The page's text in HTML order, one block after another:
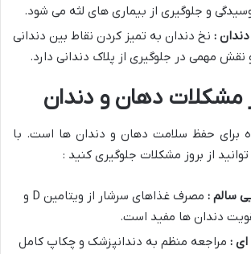
و جلوگیری از بیماری های لثه می شود.
: نخ دندان به تمیز کردن نقاط بین دندانی
مهمی در جلوگیری از پلاک دندانی دارد.
مشکلات دهان و دندان
برای حفظ سلامت دهان و دندان ها است. با
از بروز مشکلات جلوگیری کنید :
سالم :
مصرف غذاهای سرشار از ویتامین D و
دندان ها مفید است.
ای : مراجعه منظم به دندانپزشک و چکاپ کامل